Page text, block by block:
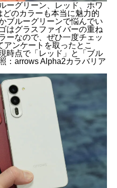
ーグリーン、レッド、ホワ
のカラーも本当に魅力的
ブルーグリーンで悩んでい
はグラスファイバーの重ね
ーなので、ぜひ一度チェッ
ンケートを取ったとこ
時点で「レッド」と「ブル
： arrows Alpha2カラバリア